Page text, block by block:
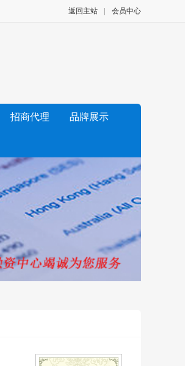
返回主站 会员中心
招商代理 品牌展示